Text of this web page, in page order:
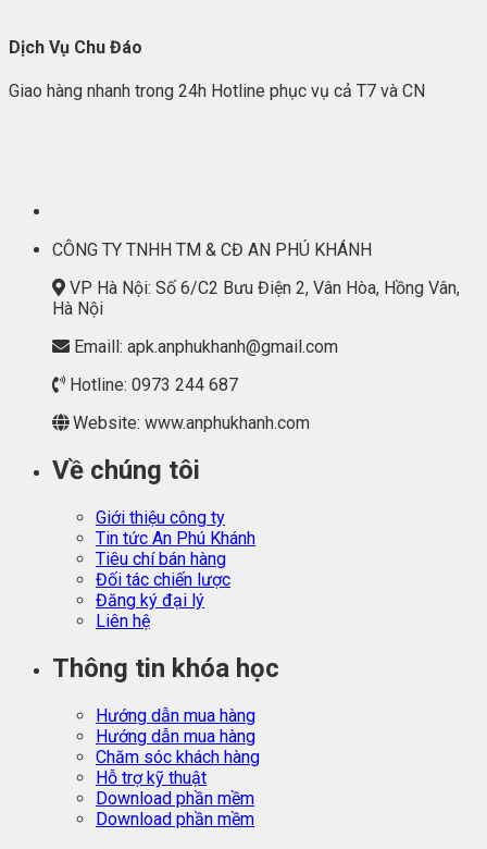
Dịch Vụ Chu Đáo
Giao hàng nhanh trong 24h Hotline phục vụ cả T7 và CN
CÔNG TY TNHH TM & CĐ AN PHÚ KHÁNH
VP Hà Nội: Số 6/C2 Bưu Điện 2, Vân Hòa, Hồng Vân,
Hà Nội
Emaill: apk.anphukhanh@gmail.com
Hotline: 0973 244 687
Website: www.anphukhanh.com
Về chúng tôi
Giới thiệu công ty
Tin tức An Phú Khánh
Tiêu chí bán hàng
Đối tác chiến lược
Đăng ký đại lý
Liên hệ
Thông tin khóa học
Hướng dẫn mua hàng
Hướng dẫn mua hàng
Chăm sóc khách hàng
Hỗ trợ kỹ thuật
Download phần mềm
Download phần mềm